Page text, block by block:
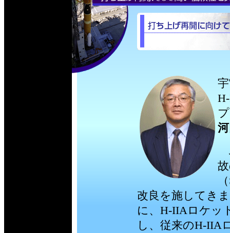
改良を施してき
に、H-IIAロケッ
し、従来のH-IIA